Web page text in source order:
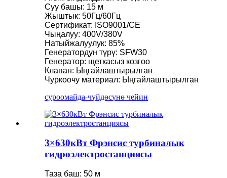
Суу башы: 15 м
Жыштык: 50Гц/60Гц
Сертификат: ISO9001/CE
Чыңалуу: 400V/380V
Натыйжалуулук: 85%
Генератордун түрү: SFW30
Генератор: щеткасыз козгоо
Клапан: Ыңгайлаштырылган
Чуркоочу материал: Ыңгайлаштырылган
суроомайда-чүйдөсүнө чейин
3×630кВт Фрэнсис турбиналык
гидроэлектростанциясы
Таза баш: 50 м